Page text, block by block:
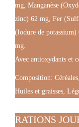
mg, Manganèse
zinc) 62 mg, Fer
(Iodure de
mg.
Avec antioxydants et
Composition:
Huiles et graisses,
RATIONS